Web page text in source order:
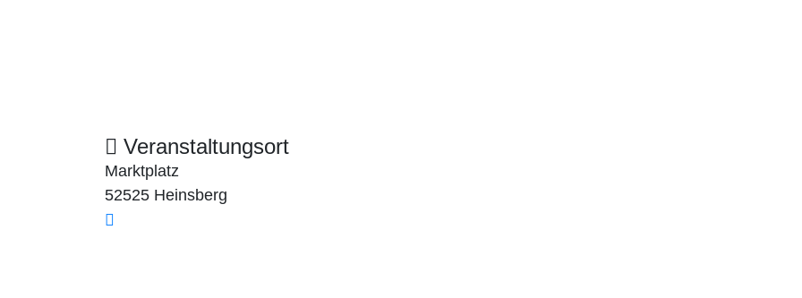
Veranstaltungsort
Marktplatz
52525 Heinsberg